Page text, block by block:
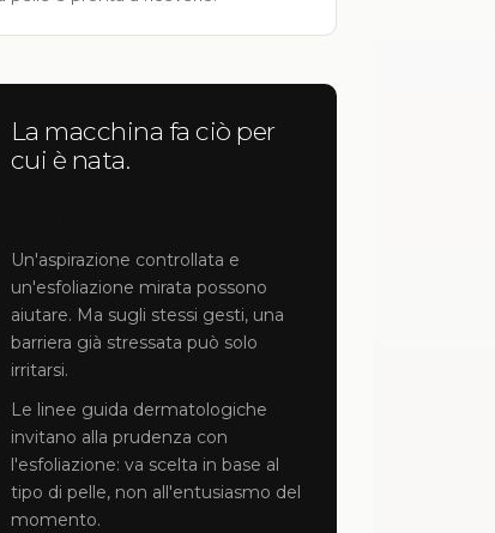
La macchina fa ciò per
cui è nata.
Un'aspirazione controllata e
un'esfoliazione mirata possono
aiutare. Ma sugli stessi gesti, una
barriera già stressata può solo
irritarsi.
Le linee guida dermatologiche
invitano alla prudenza con
l'esfoliazione: va scelta in base al
tipo di pelle, non all'entusiasmo del
momento.